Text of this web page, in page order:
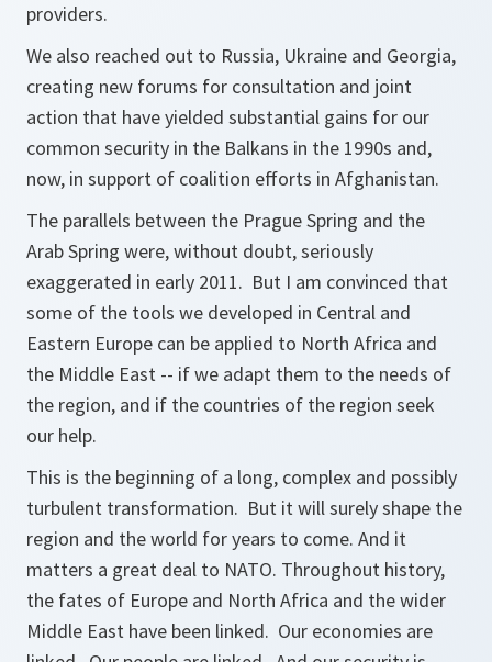
providers.
We also reached out to Russia, Ukraine and Georgia,
creating new forums for consultation and joint
action that have yielded substantial gains for our
common security in the Balkans in the 1990s and,
now, in support of coalition efforts in Afghanistan.
The parallels between the Prague Spring and the
Arab Spring were, without doubt, seriously
exaggerated in early 2011. But I am convinced that
some of the tools we developed in Central and
Eastern Europe can be applied to North Africa and
the Middle East -- if we adapt them to the needs of
the region, and if the countries of the region seek
our help.
This is the beginning of a long, complex and possibly
turbulent transformation. But it will surely shape the
region and the world for years to come. And it
matters a great deal to NATO. Throughout history,
the fates of Europe and North Africa and the wider
Middle East have been linked. Our economies are